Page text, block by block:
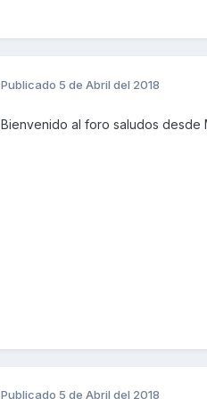
Publicado 5 de Abril del 2018
Bienvenido al foro saludos desde
Publicado 5 de Abril del 2018